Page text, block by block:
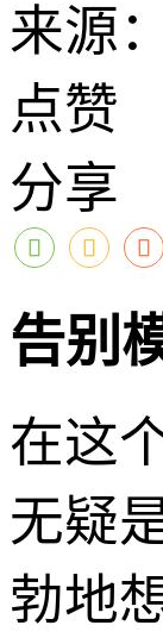
来源
点赞
分享
告别
在这
无疑
勃地